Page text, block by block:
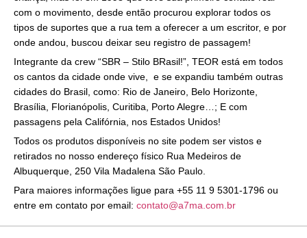
com o movimento, desde então procurou explorar todos os
tipos de suportes que a rua tem a oferecer a um escritor, e por
onde andou, buscou deixar seu registro de passagem!
Integrante da crew “SBR – Stilo BRasil!”, TEOR está em todos
os cantos da cidade onde vive, e se expandiu também outras
cidades do Brasil, como: Rio de Janeiro, Belo Horizonte,
Brasília, Florianópolis, Curitiba, Porto Alegre…; E com
passagens pela Califórnia, nos Estados Unidos!
Todos os produtos disponíveis no site podem ser vistos e
retirados no nosso endereço físico Rua Medeiros de
Albuquerque, 250 Vila Madalena São Paulo.
Para maiores informações ligue para +55 11 9 5301-1796 ou
entre em contato por email: contato@a7ma.com.br